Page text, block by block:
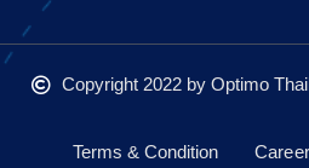
Copyright 2022 by Optimo
Terms & Condition